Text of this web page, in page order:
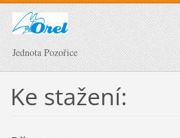
Jednota Pozořice
Ke stažení: